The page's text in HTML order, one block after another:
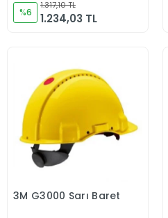
%6
1.317,10 TL
1.234,03 TL
Sepete Ekle
3M G3000 Sarı Baret